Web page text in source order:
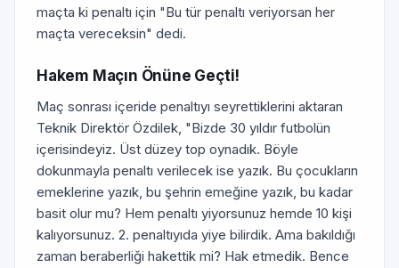
maçta ki penaltı için "Bu tür penaltı veriyorsan her
maçta vereceksin" dedi.
Hakem Maçın Önüne Geçti!
Maç sonrası içeride penaltıyı seyrettiklerini aktaran
Teknik Direktör Özdilek, "Bizde 30 yıldır futbolün
içerisindeyiz. Üst düzey top oynadık. Böyle
dokunmayla penaltı verilecek ise yazık. Bu çocukların
emeklerine yazık, bu şehrin emeğine yazık, bu kadar
basit olur mu? Hem penaltı yiyorsunuz hemde 10 kişi
kalıyorsunuz. 2. penaltıyıda yiye bilirdik. Ama bakıldığı
zaman beraberliği hakettik mi? Hak etmedik. Bence